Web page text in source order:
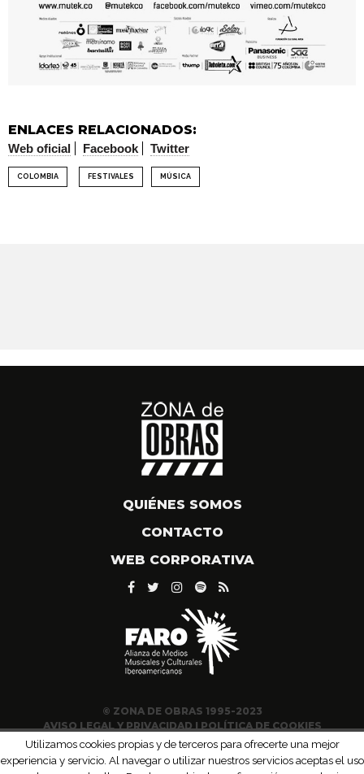
ENLACES RELACIONADOS:
Web oficial Facebook Twitter
COLOMBIA FESTIVALES MÚSICA
QUIÉNES SOMOS
CONTACTO
WEB CORPORATIVA
© ZONA DE OBRAS 1995-2023
AVISO LEGAL Y PRIVACIDAD|POLÍTICA DE COOKIES
Utilizamos cookies propias y de terceros para ofrecerte una mejor
experiencia y servicio. Al navegar o utilizar nuestros servicios aceptas el uso